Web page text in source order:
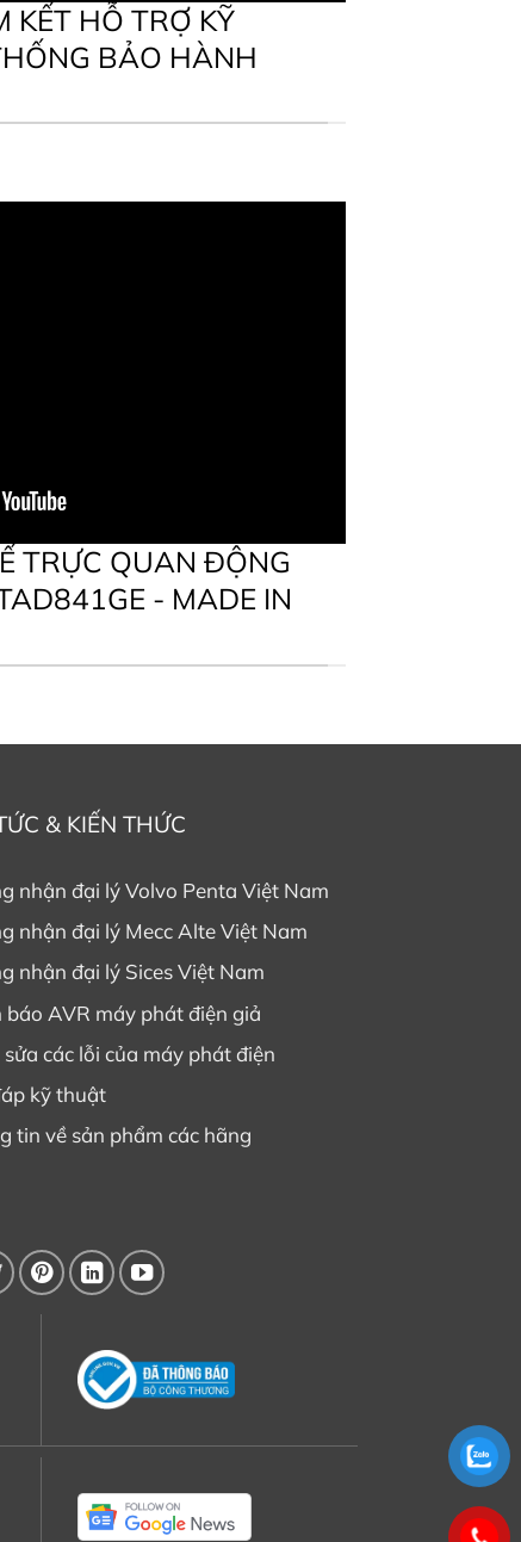
KẾT HỖ TRỢ KỸ
BẢO HÀNH
TRỰC QUAN ĐỘNG
- MADE IN
& KIẾN THỨC
nhận đại lý Volvo Penta Việt Nam
nhận đại lý Mecc Alte Việt Nam
nhận đại lý Sices Việt Nam
báo AVR máy phát điện giả
sửa các lỗi của máy phát điện
kỹ thuật
tin về sản phẩm các hãng